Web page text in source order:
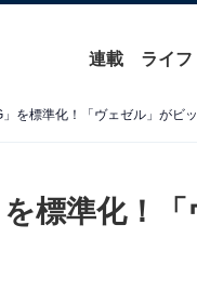
連載 ライフ
」を標準化！「ヴェゼル」がビ
を標準化！